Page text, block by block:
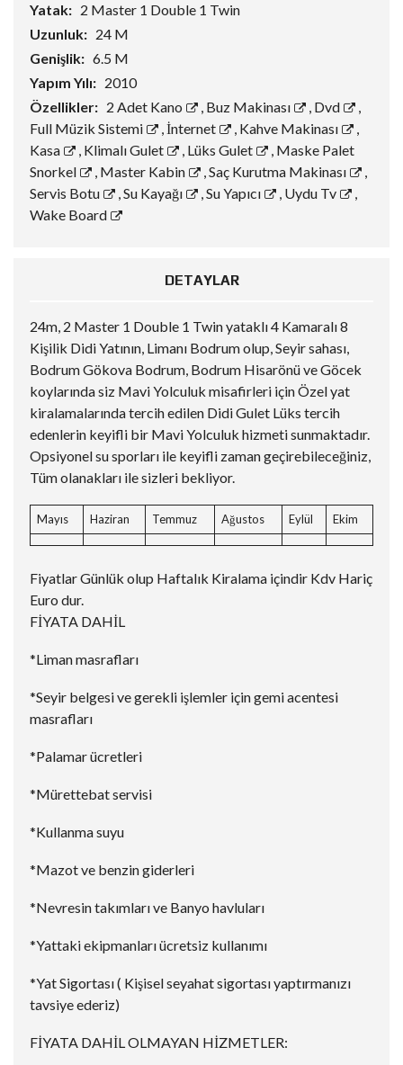
Yatak: 2 Master 1 Double 1 Twin
Uzunluk: 24 M
Genişlik: 6.5 M
Yapım Yılı: 2010
Özellikler: 2 Adet Kano , Buz Makinası , Dvd
,
Full Müzik Sistemi
,İnternet , Kahve Makinası
,
Kasa
, Klimalı Gulet , Lüks Gulet , Maske Palet
Snorkel
, Master Kabin ,Saç Kurutma Makinası
,
Servis Botu
,Su Kayağı ,Su Yapıcı , Uydu Tv
,
Wake Board
DETAYLAR
24m, 2 Master 1 Double 1 Twin yataklı 4 Kamaralı 8
Kişilik Didi Yatının, Limanı Bodrum olup, Seyir sahası,
Bodrum Gökova Bodrum, Bodrum Hisarönü ve Göcek
koylarında siz Mavi Yolculuk misafirleri için Özel yat
kiralamalarında tercih edilen Didi Gulet Lüks tercih
edenlerin keyifli bir Mavi Yolculuk hizmeti sunmaktadır.
Opsiyonel su sporları ile keyifli zaman geçirebileceğiniz,
Tüm olanakları ile sizleri bekliyor.
Mayıs Haziran Temmuz Ağustos Eylül Ekim
Fiyatlar Günlük olup Haftalık Kiralama içindir Kdv Hariç
Euro dur.
FİYATA DAHİL
*Liman masrafları
*Seyir belgesi ve gerekli işlemler için gemi acentesi
masrafları
*Palamar ücretleri
*Mürettebat servisi
*Kullanma suyu
*Mazot ve benzin giderleri
*Nevresin takımları ve Banyo havluları
*Yattaki ekipmanları ücretsiz kullanımı
*Yat Sigortası ( Kişisel seyahat sigortası yaptırmanızı
tavsiye ederiz)
FİYATA DAHİL OLMAYAN HİZMETLER: